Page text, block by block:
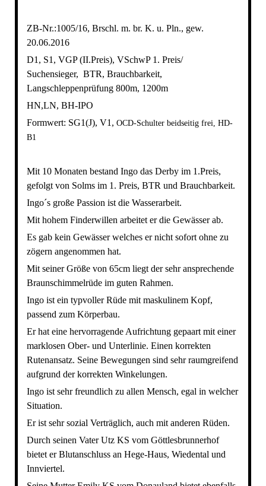
ZB-Nr.:1005/16, Brschl. m. br. K. u. Pln., gew.
20.06.2016
D1, S1, VGP (II.Preis), VSchwP 1. Preis/
Suchensieger, BTR, Brauchbarkeit,
Langschleppenprüfung 800m, 1200m
HN,LN, BH-IPO
Formwert: SG1(J), V1, OCD-Schulter beidseitig frei, HD-
B1
Mit 10 Monaten bestand Ingo das Derby im 1.Preis,
gefolgt von Solms im 1. Preis, BTR und Brauchbarkeit.
Ingo´s große Passion ist die Wasserarbeit.
Mit hohem Finderwillen arbeitet er die Gewässer ab.
Es gab kein Gewässer welches er nicht sofort ohne zu
zögern angenommen hat.
Mit seiner Größe von 65cm liegt der sehr ansprechende
Braunschimmelrüde im guten Rahmen.
Ingo ist ein typvoller Rüde mit maskulinem Kopf,
passend zum Körperbau.
Er hat eine hervorragende Aufrichtung gepaart mit einer
marklosen Ober- und Unterlinie. Einen korrekten
Rutenansatz. Seine Bewegungen sind sehr raumgreifend
aufgrund der korrekten Winkelungen.
Ingo ist sehr freundlich zu allen Mensch, egal in welcher
Situation.
Er ist sehr sozial Verträglich, auch mit anderen Rüden.
Durch seinen Vater Utz KS vom Göttlesbrunnerhof
bietet er Blutanschluss an Hege-Haus, Wiedental und
Innviertel.